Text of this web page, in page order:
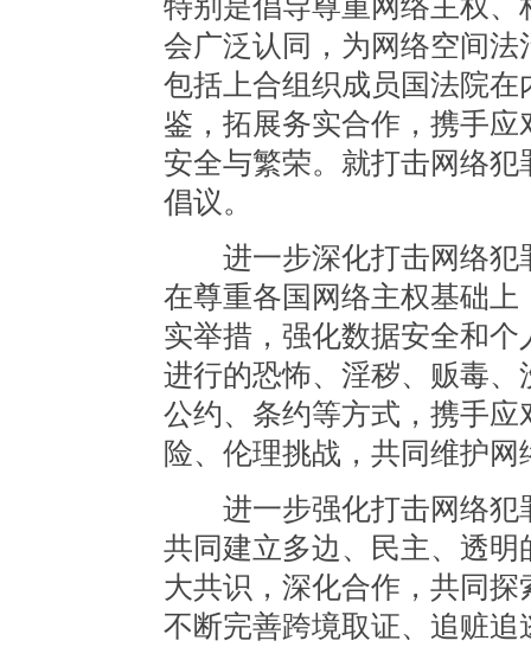
会广泛认同，为网络空间
包括上合组织成员国法院
鉴，拓展务实合作，携手
安全与繁荣。就打击网络
倡议。
进一步深化打击网络犯
在尊重各国网络主权基础
实举措，强化数据安全和
进行的恐怖、淫秽、贩毒
公约、条约等方式，携手
险、伦理挑战，共同维护
进一步强化打击网络犯
共同建立多边、民主、透
大共识，深化合作，共同
不断完善跨境取证、追赃